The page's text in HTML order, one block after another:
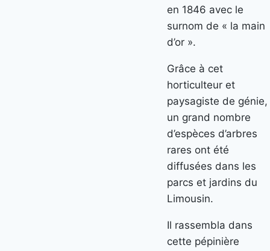
en 1846 avec le
surnom de « la main
d’or ».
Grâce à cet
horticulteur et
paysagiste de génie,
un grand nombre
d’espèces d’arbres
rares ont été
diffusées dans les
parcs et jardins du
Limousin.
Il rassembla dans
cette pépinière